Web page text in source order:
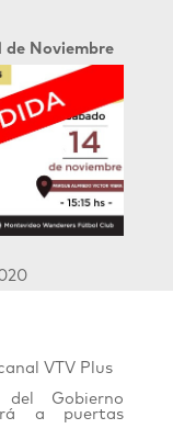
de Noviembre
VTV Plus
del Gobierno
a puertas